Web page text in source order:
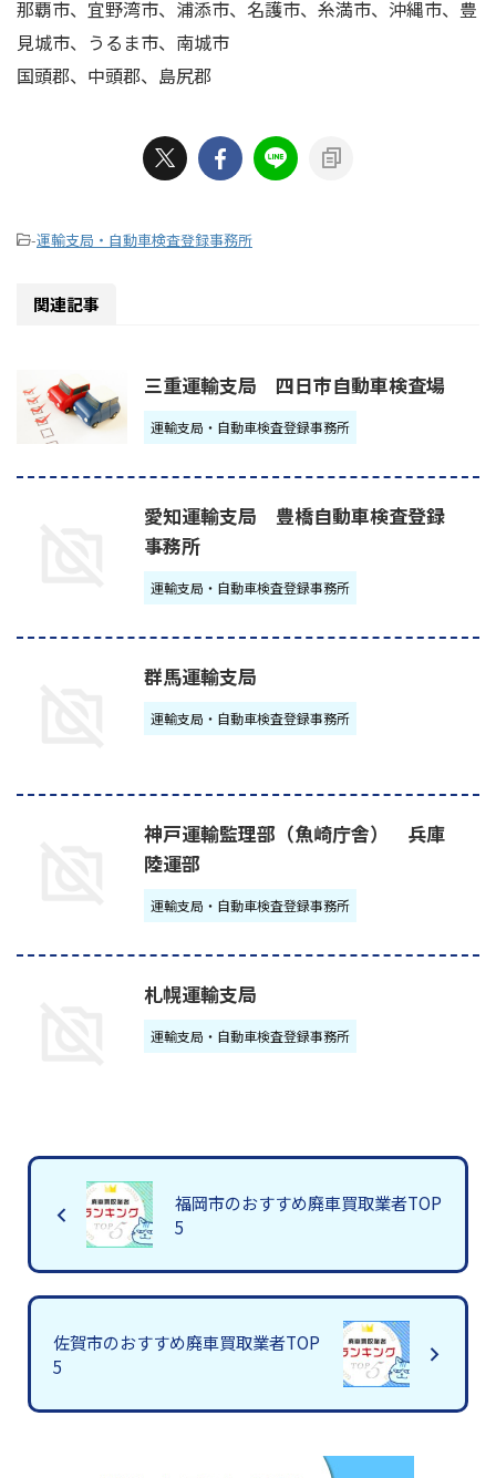
那覇市、宜野湾市、浦添市、名護市、糸満市、沖縄市、豊
見城市、うるま市、南城市
国頭郡、中頭郡、島尻郡
-運輸支局・自動車検査登録事務所
関連記事
三重運輸支局 四日市自動車検査場
運輸支局・自動車検査登録事務所
愛知運輸支局 豊橋自動車検査登録
事務所
運輸支局・自動車検査登録事務所
群馬運輸支局
運輸支局・自動車検査登録事務所
神戸運輸監理部（魚崎庁舎） 兵庫
陸運部
運輸支局・自動車検査登録事務所
札幌運輸支局
運輸支局・自動車検査登録事務所
福岡市のおすすめ廃車買取業者TOP
5
佐賀市のおすすめ廃車買取業者TOP
5